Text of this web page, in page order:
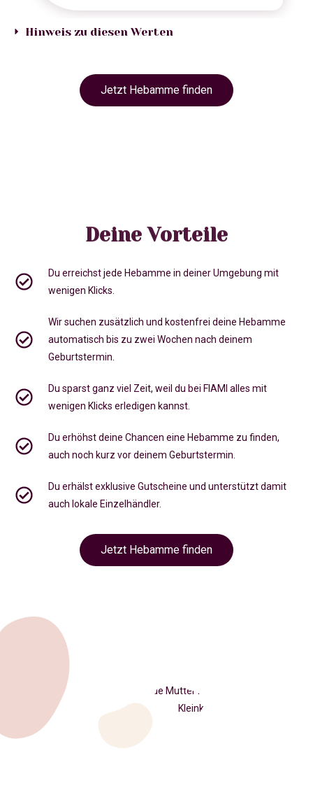
Hinweis zu diesen Werten
Jetzt Hebamme finden
Deine Vorteile
Du erreichst jede Hebamme in deiner Umgebung mit
wenigen Klicks.
Wir suchen zusätzlich und kostenfrei deine Hebamme
automatisch bis zu zwei Wochen nach deinem
Geburtstermin.
Du sparst ganz viel Zeit, weil du bei FIAMI alles mit
wenigen Klicks erledigen kannst.
Du erhöhst deine Chancen eine Hebamme zu finden,
auch noch kurz vor deinem Geburtstermin
Du erhälst exklusive Gutscheine und unterstützt damit
auch lokale Einzelhändler.
Jetzt Hebamme finden